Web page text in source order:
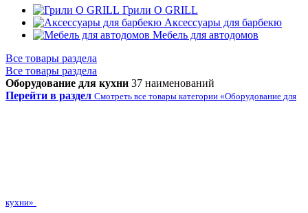
Грили O GRILL
Аксессуары для барбекю
Мебель для автодомов
Все товары раздела
Все товары раздела
Оборудование для кухни 37 наименований
Перейти в раздел Смотреть все товары категории «Оборудование для
кухни»